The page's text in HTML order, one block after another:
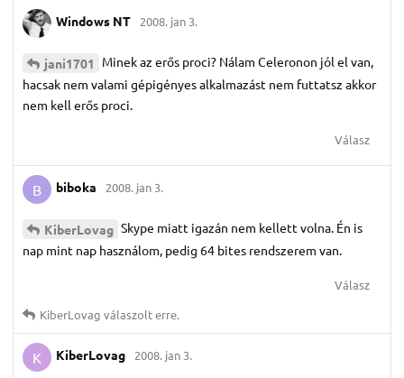
Windows NT 2008. jan 3.
jani1701
Minek az erős proci? Nálam Celeronon jól el van,
hacsak nem valami gépigényes alkalmazást nem futtatsz akkor
nem kell erős proci.
Válasz
B biboka 2008. jan 3.
KiberLovag Skype miatt igazán nem kellett volna. Én is
nap mint nap használom, pedig 64 bites rendszerem van.
Válasz
KiberLovag válaszolt erre.
K KiberLovag 2008. jan 3.